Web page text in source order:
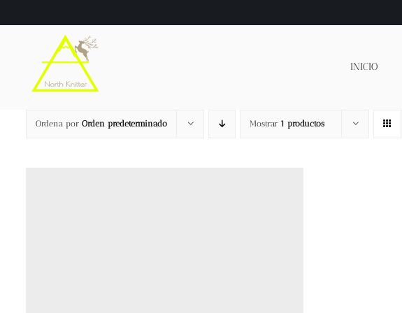
al
INICIO
Ordena por Orden predeterminado Mostrar 1 productos